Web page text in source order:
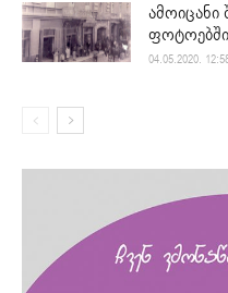
ამოიცანი
ფოტოებში
04.05.2020.